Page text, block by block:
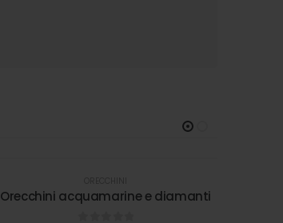
Orecchini acquamarine e diamanti